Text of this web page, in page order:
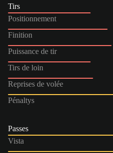
Tirs
Positionnement
Finition
Puissance de tir
Tirs de loin
Reprises de volée
Pénaltys
Passes
Vista